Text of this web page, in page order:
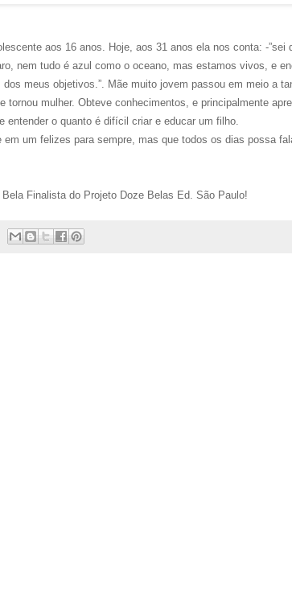
aos 16 anos. Hoje, aos 31 anos ela nos conta: -”sei
nem tudo é azul como o oceano, mas estamos vivos, e
meus objetivos.”. Mãe muito jovem passou em meio a
tornou mulher. Obteve conhecimentos, e principalmente
entender o quanto é difícil criar e educar um filho.
um felizes para sempre, mas que todos os dias possa
Finalista do Projeto Doze Belas Ed. São Paulo!